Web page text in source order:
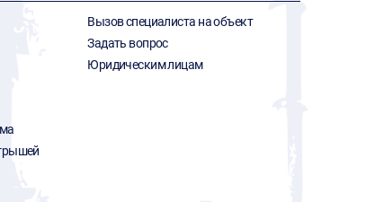
Вызов специалиста на объект
Задать вопрос
Юридическим лицам